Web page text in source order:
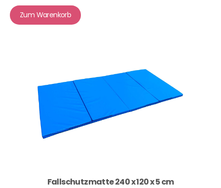
Zum Warenkorb
Fallschutzmatte 240 x 120 x 5 cm